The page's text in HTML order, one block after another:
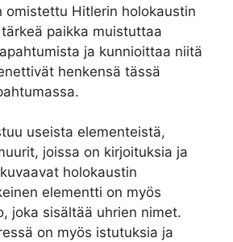
omistettu Hitlerin holokaustin
paikka muistuttaa
ja kunnioittaa niitä
henkensä tässä
useista elementeistä,
joissa on kirjoituksia ja
holokaustin
elementti on myös
joka sisältää uhrien nimet.
on myös istutuksia ja